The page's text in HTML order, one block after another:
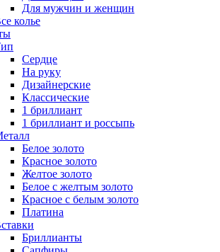
Для мужчин и женщин
колье
Сердце
На руку
Дизайнерские
Классические
1 бриллиант
1 бриллиант и россыпь
Белое золото
Красное золото
Желтое золото
Белое с желтым золото
Красное с белым золото
Платина
Бриллианты